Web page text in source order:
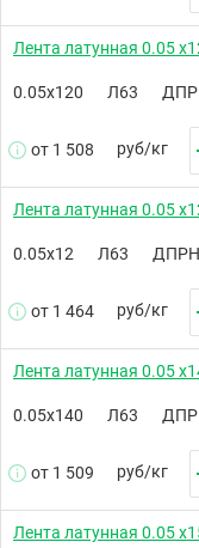
Лента латунная 0.05
0.05х120 Л63
от 1 508 руб/кг
Лента латунная 0.05
0.05х12 Л63
от 1 464 руб/кг
Лента латунная 0.05
0.05х140 Л63
от 1 509 руб/кг
Лента латунная 0.05